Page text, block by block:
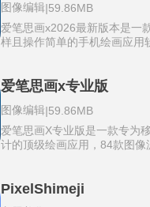
应，可调笔尖形状、纹理与透
数。无限画布分辨率设置，最
8192×8192px，适配高清插画
定线条轨迹，消除手绘过程中
移问题。液化变形工具集，涵
拉、扭曲和膨胀等操作，精准
局部形态细节。
图像编辑|59.86MB
爱笔思画x2026最新版本是一
样且操作简单的手机绘画应用
览和高达60fps的平滑绘画体验
度和角度，实现精准控制。软
槛低，内置新手教程和简单直
轻松上手。结合色彩魔法与酷
画材料库包括500多种素材和
字体为灵感提供源泉，可随时
爱笔思画x专业版
图像编辑|59.86MB
爱笔思画X专业版是一款专为
计的顶级绘画应用，84款图像
对称、径向、透视辅助线，助
PixelShimeji